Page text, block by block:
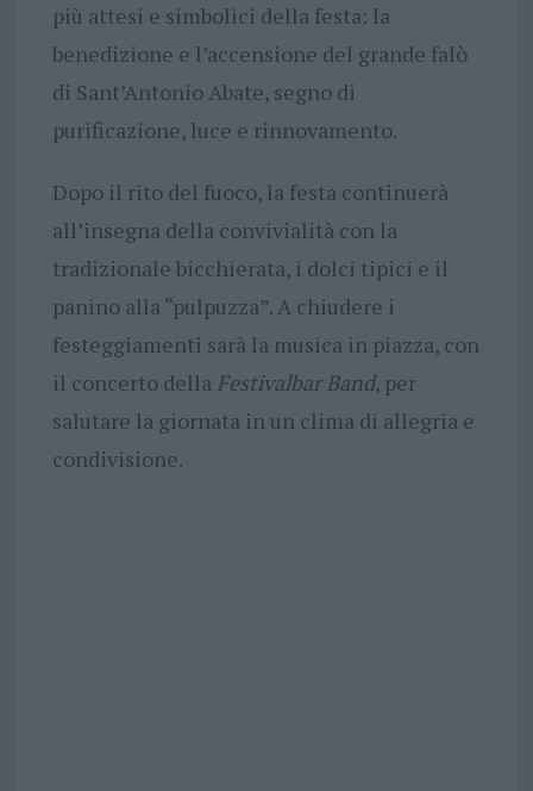
più attesi e simbolici della festa: la
benedizione e l’accensione del grande falò
di Sant’Antonio Abate, segno di
purificazione, luce e rinnovamento.
Dopo il rito del fuoco, la festa continuerà
all’insegna della convivialità con la
tradizionale bicchierata, i dolci tipici e il
panino alla “pulpuzza”. A chiudere i
festeggiamenti sarà la musica in piazza, con
il concerto della Festivalbar Band, per
salutare la giornata in un clima di allegria e
condivisione.